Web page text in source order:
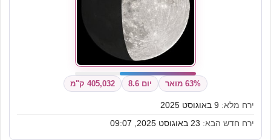
63% מואר יום 8.6 405,032 ק"מ
ירח מלא:
ירח חדש הבא: